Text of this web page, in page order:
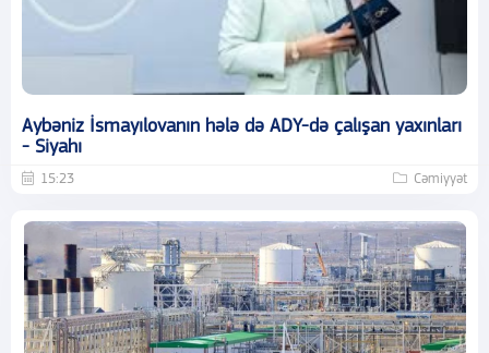
Aybəniz İsmayılovanın hələ də ADY-də çalışan yaxınları
- Siyahı
15:23 Cəmiyyət